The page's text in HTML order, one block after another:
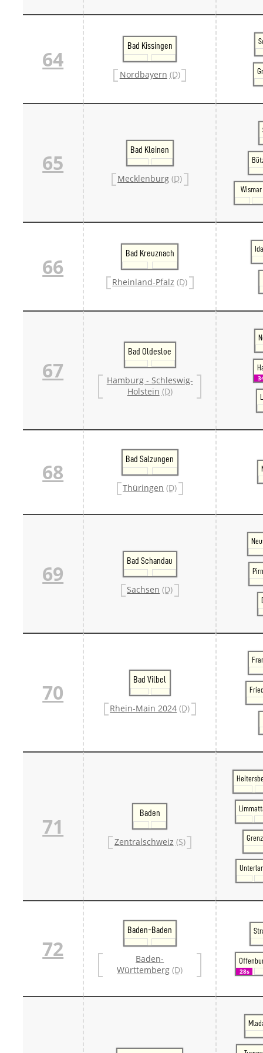
64
Bad Kissingen
Nordbayern (D)
65
Bad Kleinen
Mecklenburg (D)
Wismar
66
Bad Kreuznach
Rheinland-Pfalz (D)
67
Bad Oldesloe
Hamburg - Schleswig-
Holstein (D)
68
Bad Salzungen
Thüringen (D)
69
Bad Schandau
Sachsen (D)
70
Bad Vilbel
Rhein-Main 2024 (D)
71
Baden
Zentralschweiz (S)
72
Baden-Baden
Baden-
Württemberg (D)
28s